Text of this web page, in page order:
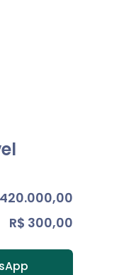
420.000,00
R$ 300,00